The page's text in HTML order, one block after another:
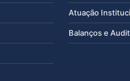
Atuação
Balanços e